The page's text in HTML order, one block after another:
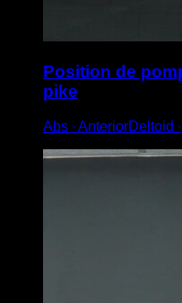
Position de
pike
Abs ∙ AnteriorDeltoid